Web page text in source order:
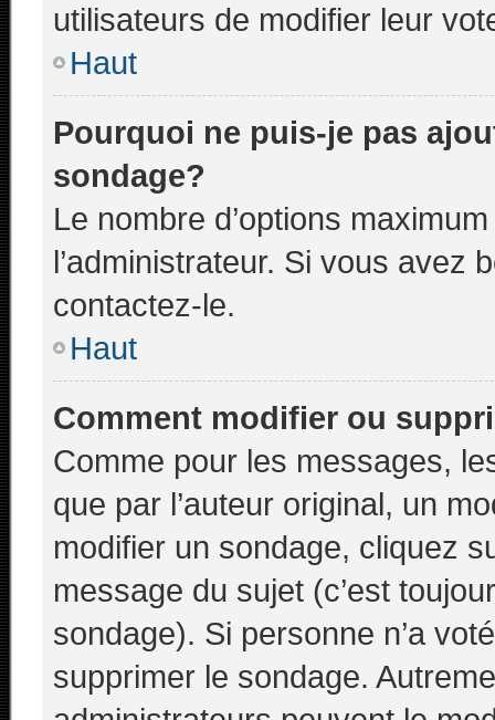
utilisateurs de modifier leur
Haut
Pourquoi ne puis-je pas
sondage?
Le nombre d’options
l’administrateur. Si vous avez
contactez-le.
Haut
Comment modifier ou
Comme pour les messages,
que par l’auteur original, un
modifier un sondage, cliquez
message du sujet (c’est
sondage). Si personne n’a
supprimer le sondage.